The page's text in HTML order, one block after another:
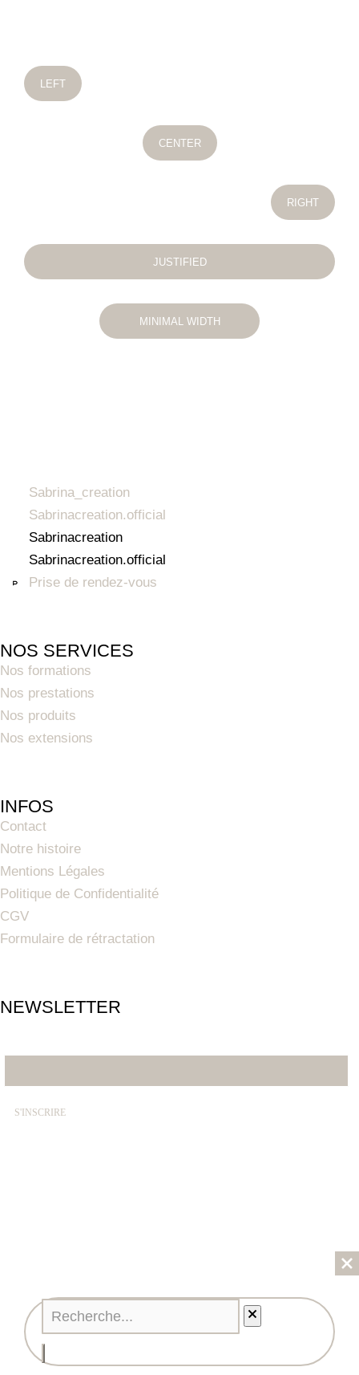
LEFT
CENTER
RIGHT
JUSTIFIED
MINIMAL WIDTH
Sabrina_creation
Sabrinacreation.official
Sabrinacreation
Sabrinacreation.official
Prise de rendez-vous
NOS SERVICES
Nos formations
Nos prestations
Nos produits
Nos extensions
INFOS
Contact
Notre histoire
Mentions Légales
Politique de Confidentialité
CGV
Formulaire de rétractation
NEWSLETTER